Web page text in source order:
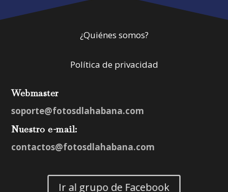
¿Quiénes somos?
Política de privacidad
Webmaster
soporte@fotosdlahabana.com
Nuestro e-mail:
contactos@fotosdlahabana.com
Ir al grupo de Facebook